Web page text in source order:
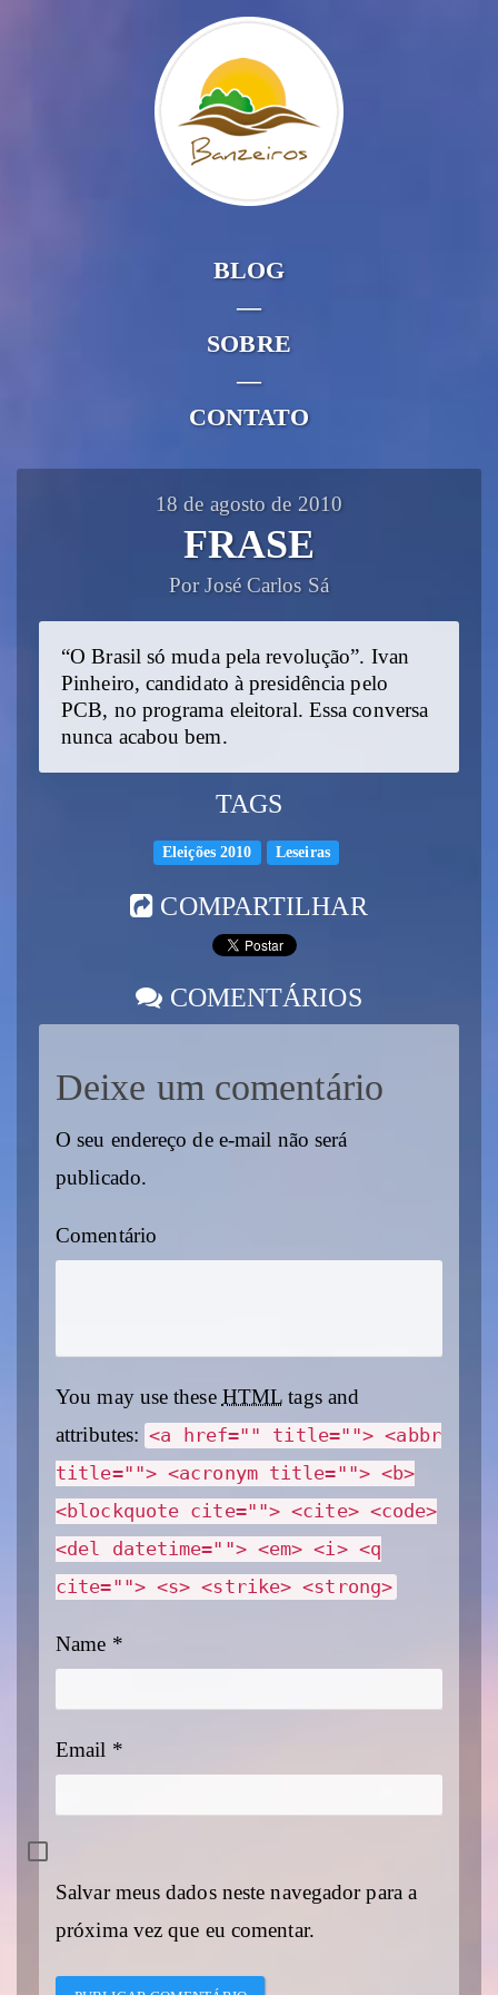
BLOG
—
SOBRE
—
CONTATO
18 de agosto de 2010
FRASE
Por José Carlos Sá
“O Brasil só muda pela revolução”. Ivan
Pinheiro, candidato à presidência pelo
PCB, no programa eleitoral. Essa conversa
nunca acabou bem.
TAGS
Eleições 2010 Leseiras
COMPARTILHAR
COMENTÁRIOS
Deixe um comentário
O seu endereço de e-mail não será
publicado.
Comentário
You may use these HTML tags and
attributes: <a href="" title=""> <abbr
title=""> <acronym title=""> <b>
<blockquote cite=""> <cite> <code>
<del datetime=""> <em> <i> <q
cite=""> <s> <strike> <strong>
Name *
Email *
Salvar meus dados neste navegador para a
próxima vez que eu comentar.